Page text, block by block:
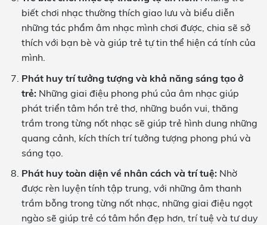
biết chơi nhạc thường thích giao lưu và biểu diễn
những tác phẩm âm nhạc mình chơi được, chia sẽ sở
thích với bạn bè và giúp trẻ tự tin thể hiện cá tính của
mình.
Phát huy trí tưởng tượng và khả năng sáng tạo ở
trẻ: Những giai điệu phong phú của âm nhạc giúp
phát triển tâm hồn trẻ thơ, những buồn vui, thăng
trầm trong từng nốt nhạc sẽ giúp trẻ hình dung những
quang cảnh, kích thích trí tưởng tượng phong phú và
sáng tạo.
Phát huy toàn diện về nhân cách và trí tuệ: Nhờ
được rèn luyện tính tập trung, với những âm thanh
trầm bỗng trong từng nốt nhạc, những giai điệu ngọt
ngào sẽ giúp trẻ có tâm hồn đẹp hơn, trí tuệ và tư duy